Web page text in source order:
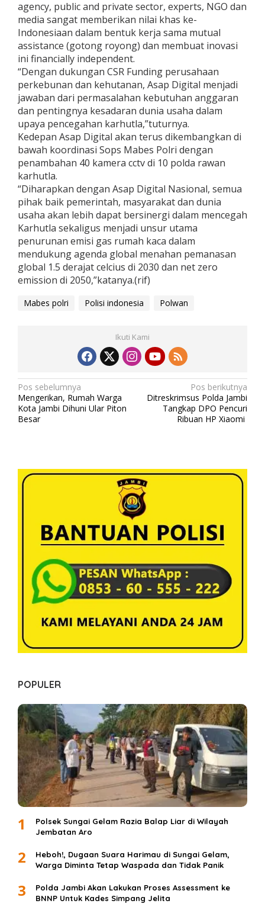
agency, public and private sector, experts, NGO dan
media sangat memberikan nilai khas ke-
Indonesiaan dalam bentuk kerja sama mutual
assistance (gotong royong) dan membuat inovasi
ini financially independent.
“Dengan dukungan CSR Funding perusahaan
perkebunan dan kehutanan, Asap Digital menjadi
jawaban dari permasalahan kebutuhan anggaran
dan pentingnya kesadaran dunia usaha dalam
upaya pencegahan karhutla,”tuturnya.
Kedepan Asap Digital akan terus dikembangkan di
bawah koordinasi Sops Mabes Polri dengan
penambahan 40 kamera cctv di 10 polda rawan
karhutla.
“Diharapkan dengan Asap Digital Nasional, semua
pihak baik pemerintah, masyarakat dan dunia
usaha akan lebih dapat bersinergi dalam mencegah
Karhutla sekaligus menjadi unsur utama
penurunan emisi gas rumah kaca dalam
mendukung agenda global menahan pemanasan
global 1.5 derajat celcius di 2030 dan net zero
emission di 2050,”katanya.(rif)
Mabes polri Polisi indonesia Polwan
Ikuti Kami
N
a
v
a
s
Pos sebelumnya
Mengerikan, Rumah Warga
Kota Jambi Dihuni Ular Piton
Besar
Pos berikutnya
Ditreskrimsus Polda Jambi
Tangkap DPO Pencuri
Ribuan HP Xiaomi
POPULER
1
Polsek Sungai Gelam Razia Balap Liar di Wilayah
Jembatan Aro
2
Heboh!, Dugaan Suara Harimau di Sungai Gelam,
Warga Diminta Tetap Waspada dan Tidak Panik
3
Polda Jambi Akan Lakukan Proses Assessment ke
BNNP Untuk Kades Simpang Jelita